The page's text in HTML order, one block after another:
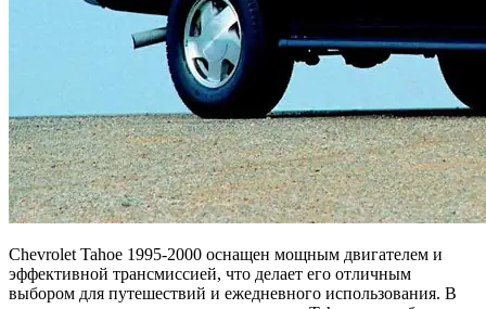
Chevrolet Tahoe 1995-2000 оснащен мощным двигателем и
эффективной трансмиссией, что делает его отличным
выбором для путешествий и ежедневного использования. В